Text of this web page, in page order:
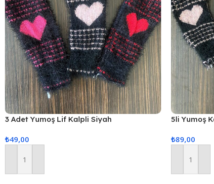
3 Adet Yumoş Lif Kalpli Siyah
₺49,00
Sepete Ekle
5li Yumoş
₺89,00
Sepete Ekle